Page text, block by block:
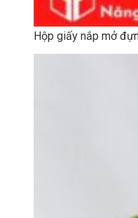
Hộp giấy nắp mở